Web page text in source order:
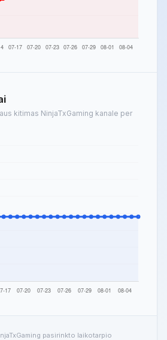
kitimas NinjaTxGaming kanale per
pasirinkto laikotarpio